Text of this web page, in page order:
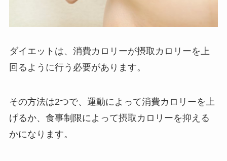
ダイエットは、消費カロリーが摂取カロリーを上
回るように行う必要があります。
その方法は2つで、運動によって消費カロリーを上
げるか、食事制限によって摂取カロリーを抑える
かになります。